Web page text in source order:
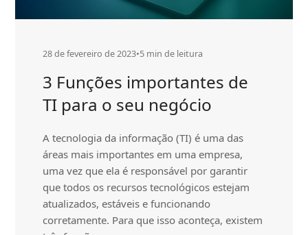
28 de fevereiro de 2023•5 min de leitura
3 Funções importantes de
TI para o seu negócio
A tecnologia da informação (TI) é uma das
áreas mais importantes em uma empresa,
uma vez que ela é responsável por garantir
que todos os recursos tecnológicos estejam
atualizados, estáveis e funcionando
corretamente. Para que isso aconteça, existem